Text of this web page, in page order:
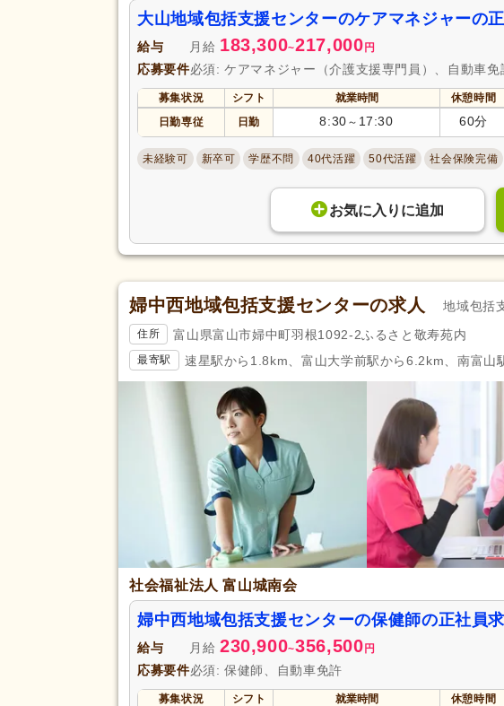
給与・手当
福利厚生
セミナー参加費補助
人事評価制度あり(2,949) 処遇改善
夜勤手当(625) 寮・社宅
資格手当(1,083) 扶養控除
再雇用制度あり(1,495) 正社員登
歩合制あり(11) 転勤なし
駅近 自動車通
大山地域包括支援センターのケアマネジャーの
給与 月給 183,300~217,000 円
応募要件必須: ケアマネジャー（介護支援専門員）、自動車免
募集状況 シフト 就業時間 休憩時間
日勤専従
日勤 8:30 ～ 17:30 60分
未経験可 新卒可 学歴不問 40代活躍 50代活躍 社会保険完備
お気に入り に追加
婦中西地域包括支援センターの求人 地域包括
住所 富山県富山市婦中町羽根1092-2ふるさと敬寿苑内
最寄駅 速星駅から1.8km、富山大学前駅から6.2km、南富山
社会福祉法人 富山城南会
婦中西地域包括支援センターの保健師の正社員
給与 月給 230,900~356,500 円
応募要件必須: 保健師、自動車免許
募集状況 シフト 就業時間 休憩時間